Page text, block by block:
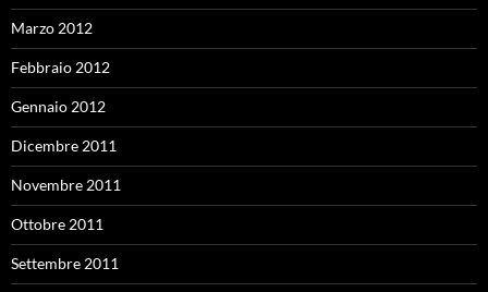
Marzo 2012
Febbraio 2012
Gennaio 2012
Dicembre 2011
Novembre 2011
Ottobre 2011
Settembre 2011